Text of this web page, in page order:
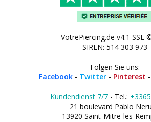
VotrePiercing.de v4.1 SSL
SIREN: 514 303 973
Folgen Sie uns:
Facebook - Twitter - Pinterest -
Kundendienst 7/7- Tel.:
21 boulevard Pablo
13920 Saint-Mitre-les-